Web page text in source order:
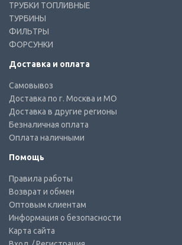
ТРУБКИ ТОПЛИВНЫЕ
ТУРБИНЫ
ФИЛЬТРЫ
ФОРСУНКИ
Доставка и оплата
Самовывоз
Доставка по г. Москва и МО
Доставка в другие регионы
Безналичная оплата
Оплата наличными
Помощь
Правила работы
Возврат и обмен
Оптовым клиентам
Информация о безопасности
Карта сайта